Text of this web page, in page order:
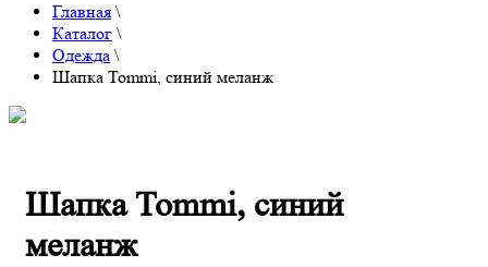
Главная \
Каталог \
Одежда \
Шапка Tommi, синий меланж
Шапка Tommi, синий
меланж